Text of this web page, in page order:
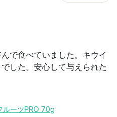
で食べていました。キウイ
した。安心して与えられた
ルーツPRO 70g